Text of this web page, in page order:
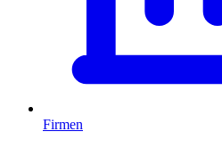
Firmen